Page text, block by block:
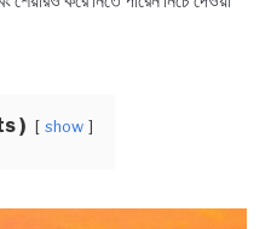
) show